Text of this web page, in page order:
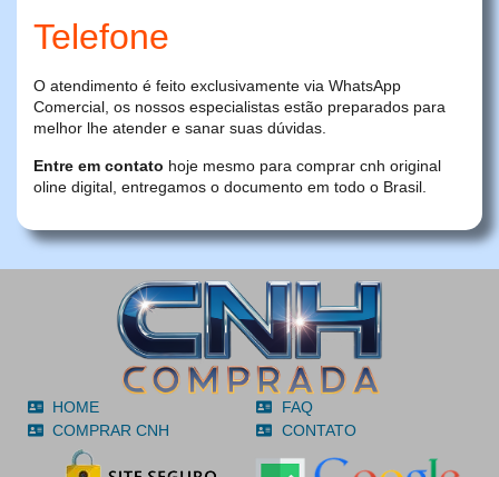
Telefone
O atendimento é feito exclusivamente via WhatsApp
Comercial, os nossos especialistas estão preparados para
melhor lhe atender e sanar suas dúvidas.
Entre em contato hoje mesmo para comprar cnh original
oline digital, entregamos o documento em todo o Brasil.
HOME
COMPRAR CNH
FAQ
CONTATO